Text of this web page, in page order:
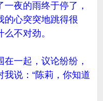
夜的雨终于停了，
的心突突地跳得很
不对劲。
一起，议论纷纷，
说：“陈莉，你知道